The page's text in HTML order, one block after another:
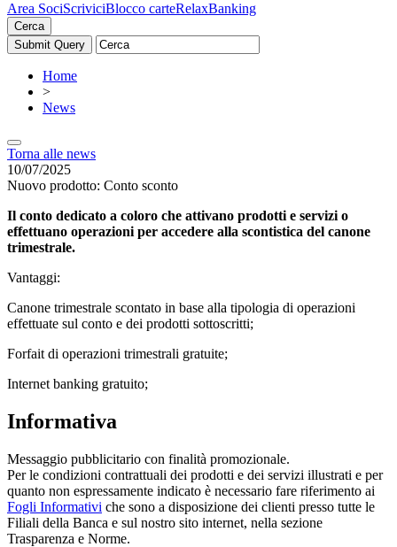
Area SociScriviciBlocco carteRelaxBanking
Cerca
Home
>
News
Torna alle news
10/07/2025
Nuovo prodotto: Conto sconto
Il conto dedicato a coloro che attivano prodotti e servizi o
effettuano operazioni per accedere alla scontistica del canone
trimestrale.
Vantaggi:
Canone trimestrale scontato in base alla tipologia di operazioni
effettuate sul conto e dei prodotti sottoscritti;
Forfait di operazioni trimestrali gratuite;
Internet banking gratuito;
Informativa
Messaggio pubblicitario con finalità promozionale.
Per le condizioni contrattuali dei prodotti e dei servizi illustrati e per
quanto non espressamente indicato è necessario fare riferimento ai
Fogli Informativi che sono a disposizione dei clienti presso tutte le
Filiali della Banca e sul nostro sito internet, nella sezione
Trasparenza e Norme.